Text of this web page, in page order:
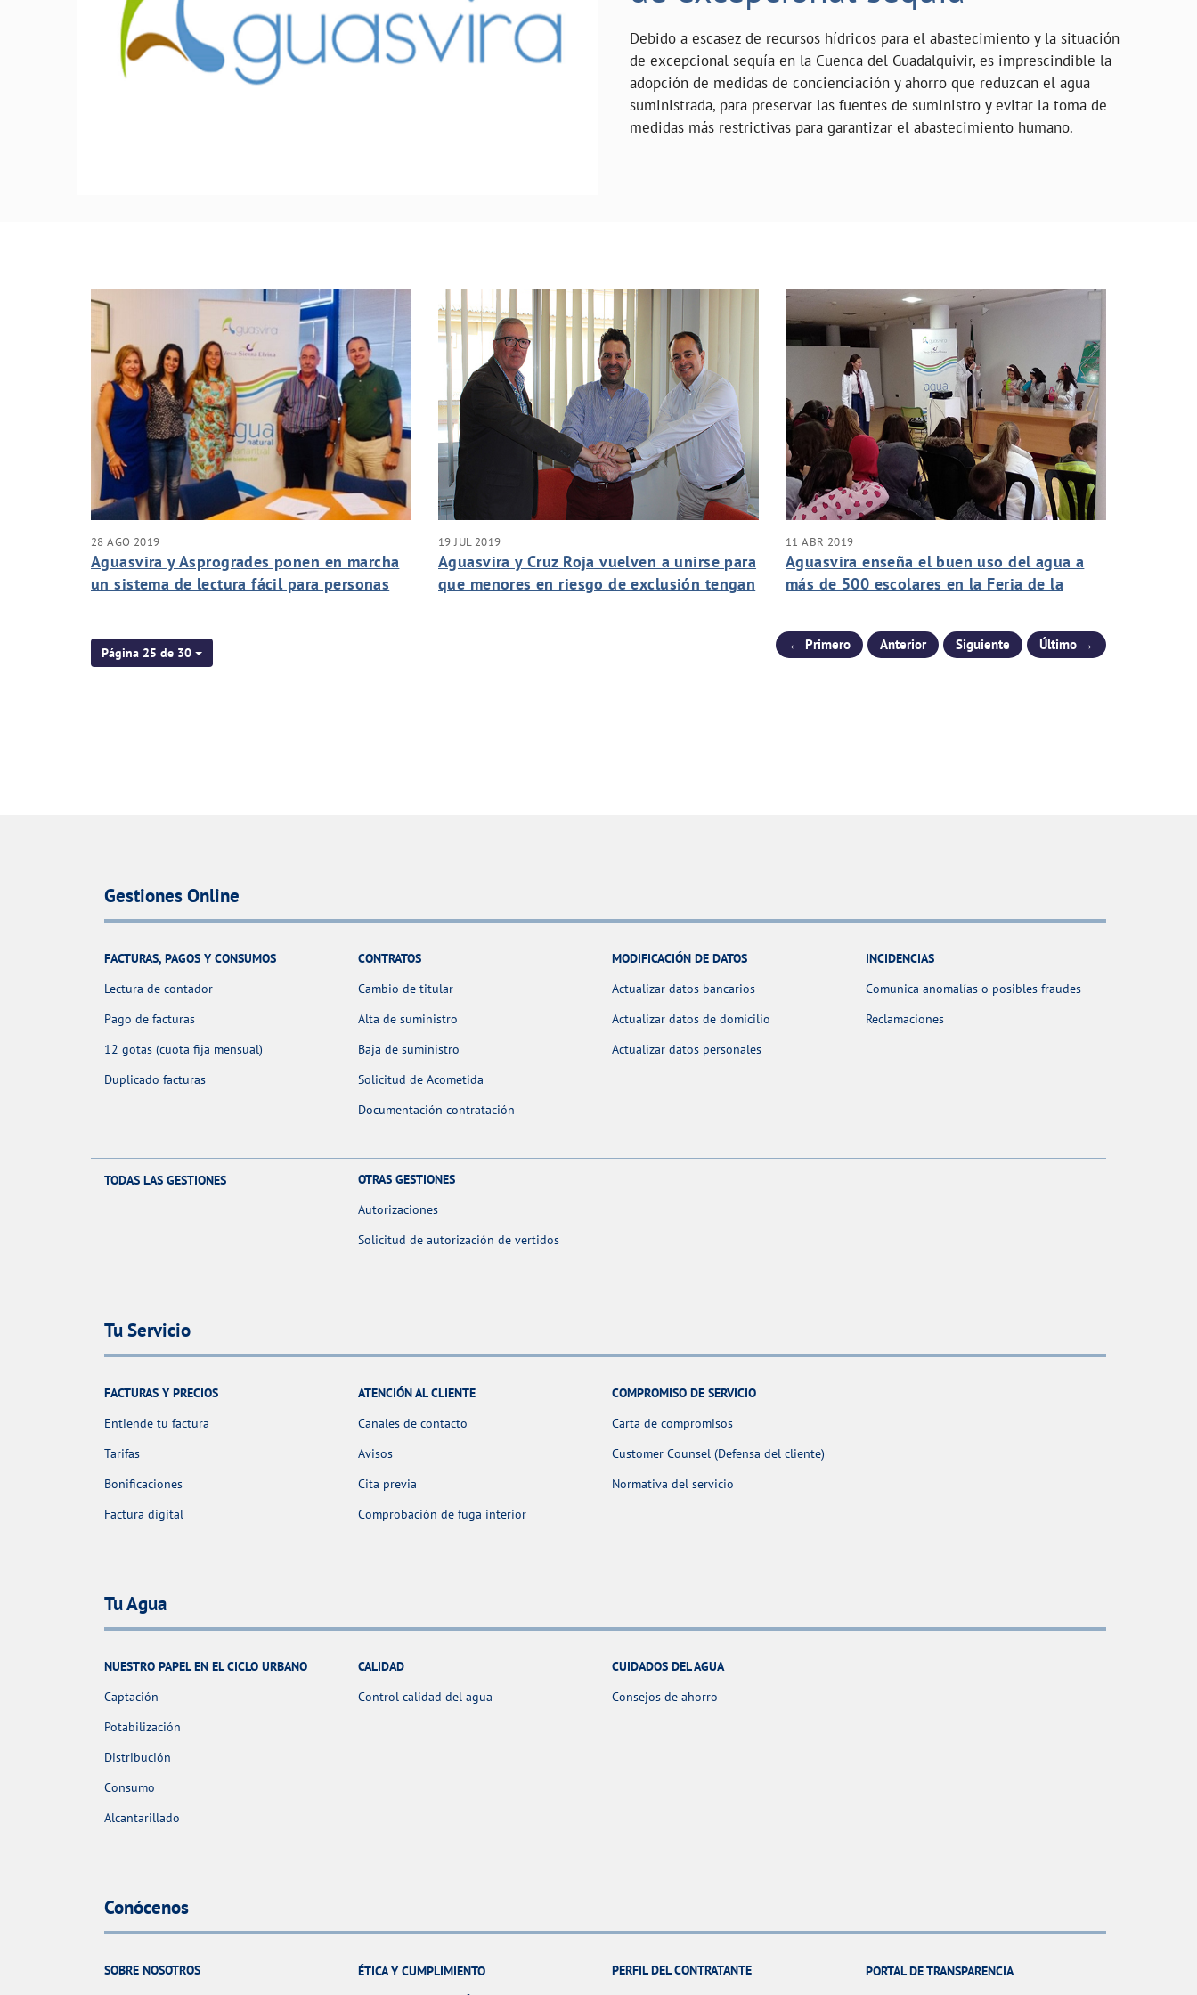
Debido a escasez de recursos hídricos para el abastecimiento y la situación
de excepcional sequía en la Cuenca del Guadalquivir, es imprescindible la
adopción de medidas de concienciación y ahorro que reduzcan el agua
suministrada, para preservar las fuentes de suministro y evitar la toma de
medidas más restrictivas para garantizar el abastecimiento humano.
28 AGO 2019
Aguasvira y Asprogrades ponen en marcha
un sistema de lectura fácil para personas
19 JUL 2019
Aguasvira y Cruz Roja vuelven a unirse para
que menores en riesgo de exclusión tengan
11 ABR 2019
Aguasvira enseña el buen uso del agua a
más de 500 escolares en la Feria de la
Página 25 de 30
← Primero Anterior Siguiente Último →
Gestiones Online
FACTURAS, PAGOS Y CONSUMOS
Lectura de contador
Pago de facturas
12 gotas (cuota fija mensual)
Duplicado facturas
CONTRATOS
Cambio de titular
Alta de suministro
Baja de suministro
Solicitud de Acometida
Documentación contratación
MODIFICACIÓN DE DATOS
Actualizar datos bancarios
Actualizar datos de domicilio
Actualizar datos personales
INCIDENCIAS
Comunica anomalías o posibles fraudes
Reclamaciones
TODAS LAS GESTIONES
OTRAS GESTIONES
Autorizaciones
Solicitud de autorización de vertidos
Tu Servicio
FACTURAS Y PRECIOS
Entiende tu factura
Tarifas
Bonificaciones
Factura digital
ATENCIÓN AL CLIENTE
Canales de contacto
Avisos
Cita previa
Comprobación de fuga interior
COMPROMISO DE SERVICIO
Carta de compromisos
Customer Counsel (Defensa del cliente)
Normativa del servicio
Tu Agua
NUESTRO PAPEL EN EL CICLO URBANO
Captación
Potabilización
Distribución
Consumo
Alcantarillado
CALIDAD
Control calidad del agua
CUIDADOS DEL AGUA
Consejos de ahorro
Conócenos
SOBRE NOSOTROS
ÉTICA Y CUMPLIMIENTO
PERFIL DEL CONTRATANTE
PORTAL DE TRANSPARENCIA